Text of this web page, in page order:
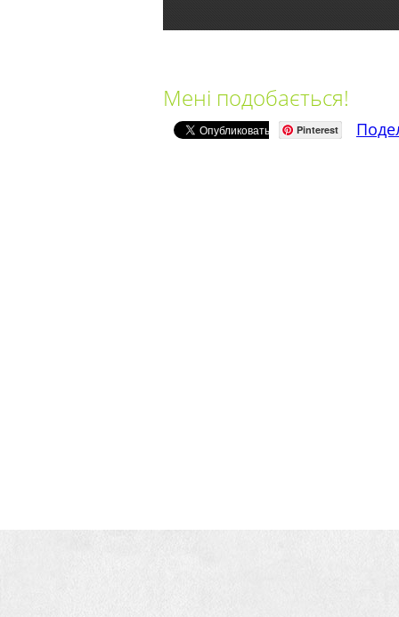
Мені подобається!
Pinterest